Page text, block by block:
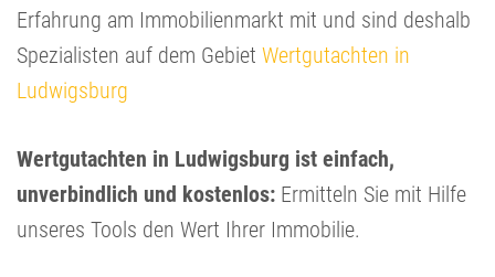
Erfahrung am Immobilienmarkt mit und sind deshalb
Spezialisten auf dem Gebiet Wertgutachten in
Ludwigsburg
Wertgutachten in Ludwigsburg ist einfach,
unverbindlich und kostenlos: Ermitteln Sie mit Hilfe
unseres Tools den Wert Ihrer Immobilie.